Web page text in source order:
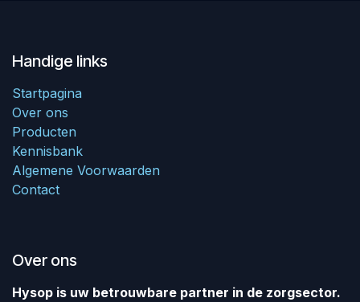
Handige links
Startpagina
Over ons
Producten
Kennisbank
Algemene Voorwaarden
Contact
Over ons
Hysop is uw betrouwbare partner in de zorgsector.